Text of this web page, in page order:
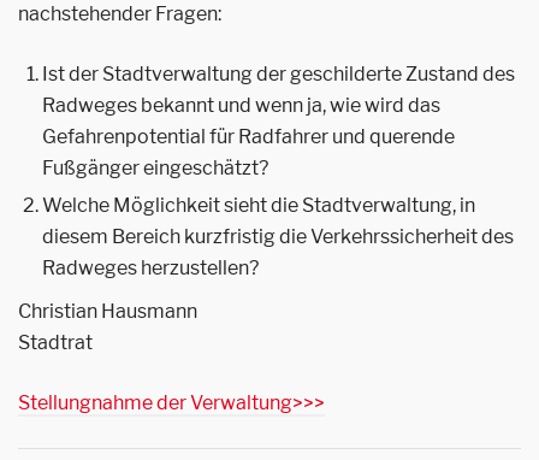
nachstehender Fragen:
Ist der Stadtverwaltung der geschilderte Zustand des
Radweges bekannt und wenn ja, wie wird das
Gefahrenpotential für Radfahrer und querende
Fußgänger eingeschätzt?
Welche Möglichkeit sieht die Stadtverwaltung, in
diesem Bereich kurzfristig die Verkehrssicherheit des
Radweges herzustellen?
Christian Hausmann
Stadtrat
Stellungnahme der Verwaltung>>>